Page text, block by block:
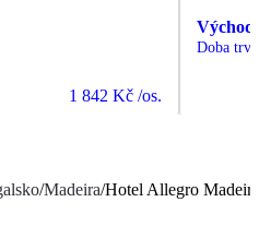
1 842 Kč /os.
Východ
Doba
/Madeira/Hotel Allegro Madeira